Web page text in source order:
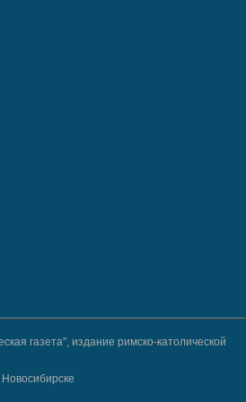
газета", издание римско-католической